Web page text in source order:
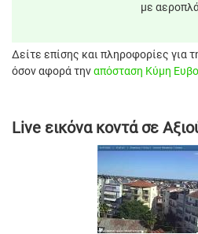
με
Δείτε επίσης και πληροφορίες για
όσον αφορά τηναπόσταση Κύμη
Live εικόνα κοντά σε